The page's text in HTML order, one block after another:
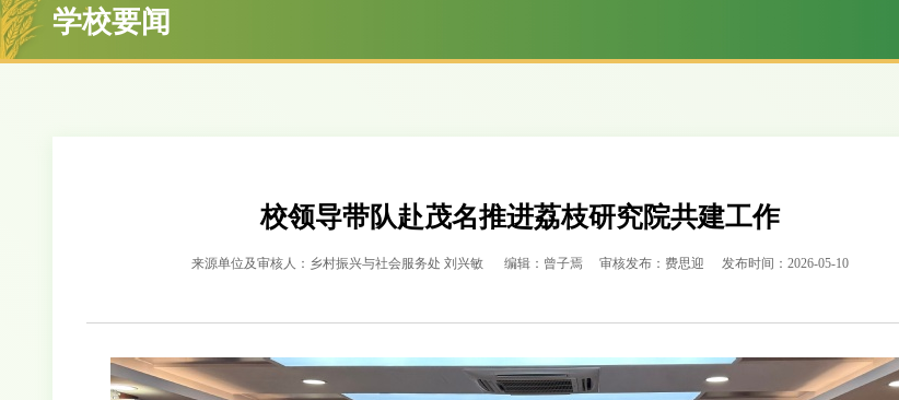
学校要闻
校领导带队赴茂名推进荔枝研究院共建工作
来源单位及审核人：乡村振兴与社会服务处 刘兴敏 编辑：曾子焉 审核发布：费思迎 发布时间：2026-05-10